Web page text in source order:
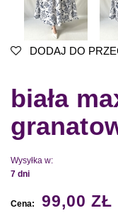
DODAJ DO
biała
Wysyłka w:
7 dni
Cena: 99,00 ZŁ